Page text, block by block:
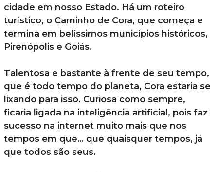
cidade em nosso Estado. Há um roteiro
turístico, o Caminho de Cora, que começa e
termina em belíssimos municípios históricos,
Pirenópolis e Goiás.
Talentosa e bastante à frente de seu tempo,
que é todo tempo do planeta, Cora estaria se
lixando para isso. Curiosa como sempre,
ficaria ligada na inteligência artificial, pois faz
sucesso na internet muito mais que nos
tempos em que… que quaisquer tempos, já
que todos são seus.